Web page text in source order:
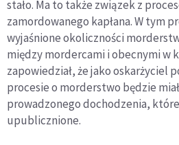
stało. Ma to także związek z
zamordowanego kapłana. W tym
wyjaśnione okoliczności
między mordercami i obecnymi w
zapowiedział, że jako oskarżyciel
procesie o morderstwo będzie
prowadzonego dochodzenia,
upublicznione.